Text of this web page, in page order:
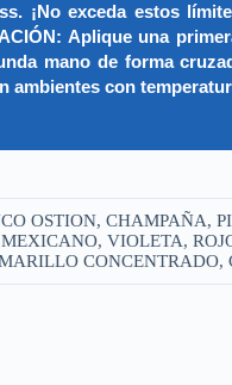
¡No exceda estos
Aplique una
mano de forma
ambientes con
OSTION, CHAMPAÑA,
VIOLETA,
CONCENTRADO,